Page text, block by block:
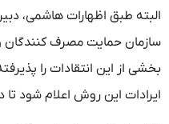
البته طبق اظهارات هاشمی،
سازمان حمایت مصرف کنندگان
بخشی از این انتقادات را
ایرادات این روش اعلام شود تا